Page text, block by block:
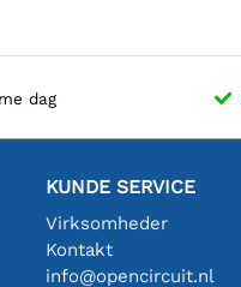
dag
KUNDE SERVICE
Virksomheder
Kontakt
info@opencircuit.nl